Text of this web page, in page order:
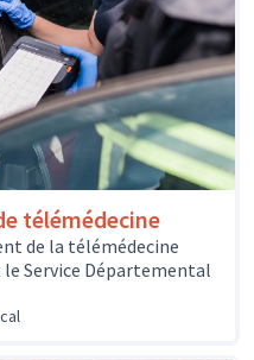
télémédecine
de la télémédecine
le Service Départemental